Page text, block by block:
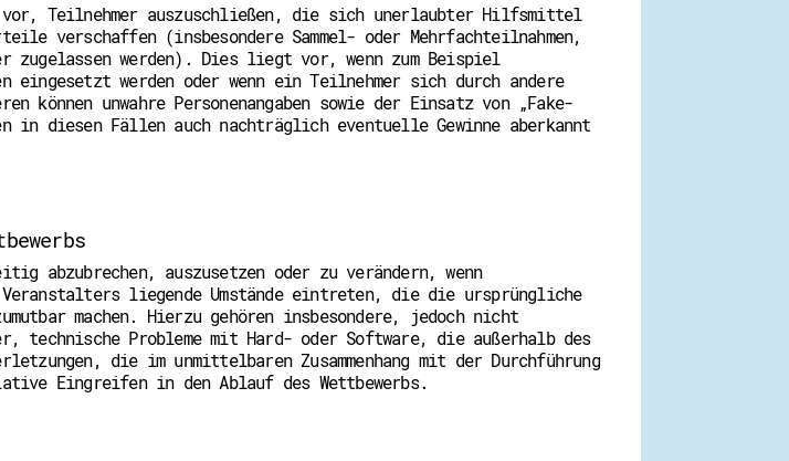
Teilnehmer auszuschließen, die sich unerlaubter Hilfsmittel
verschaffen (insbesondere Sammel- oder Mehrfachteilnahmen,
werden). Dies liegt vor, wenn zum Beispiel
werden oder wenn ein Teilnehmer sich durch andere
unwahre Personenangaben sowie der Einsatz von „Fake-
in diesen Fällen auch nachträglich eventuelle Gewinne aberkannt
abzubrechen, auszusetzen oder zu verändern, wenn
liegende Umstände eintreten, die die ursprüngliche
machen. Hierzu gehören insbesondere, jedoch nicht
Probleme mit Hard- oder Software, die außerhalb des
die im unmittelbaren Zusammenhang mit der Durchführung
Eingreifen in den Ablauf des Wettbewerbs.